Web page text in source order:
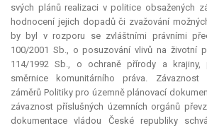
svých plánů realizaci v politice obsažených
hodnocení jejich dopadů či zvažování
by byl v rozporu se zvláštními právními
100/2001 Sb., o posuzování vlivů na životní
114/1992 Sb., o ochraně přírody a krajiny,
směrnice komunitárního práva. Závaznost
záměrů Politiky pro územně plánovací
závaznost příslušných územních orgánů
dokumentace vládou České republiky